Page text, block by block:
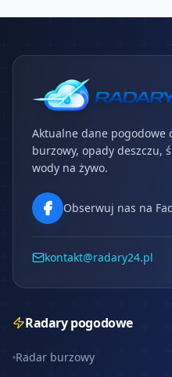
Aktualne dane pogodowe
burzowy, opady deszczu,
wody na żywo.
Obserwuj nas na
kontakt@radary24.pl
Radary pogodowe
Radar burzowy